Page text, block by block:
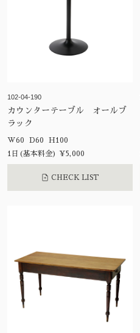
102-04-190
カウンターテーブル オールブ
ラック
W60 D60 H100
1日(基本料金) ¥5,000
CHECK LIST